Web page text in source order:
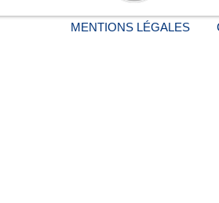
MENTIONS LÉGALES